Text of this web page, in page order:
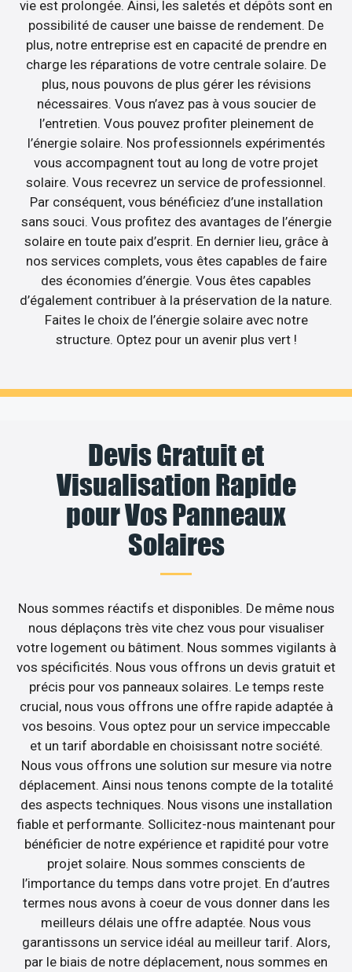
vie est prolongée. Ainsi, les saletés et dépôts sont en
possibilité de causer une baisse de rendement. De
plus, notre entreprise est en capacité de prendre en
charge les réparations de votre centrale solaire. De
plus, nous pouvons de plus gérer les révisions
nécessaires. Vous n’avez pas à vous soucier de
l’entretien. Vous pouvez profiter pleinement de
l’énergie solaire. Nos professionnels expérimentés
vous accompagnent tout au long de votre projet
solaire. Vous recevrez un service de professionnel.
Par conséquent, vous bénéficiez d’une installation
sans souci. Vous profitez des avantages de l’énergie
solaire en toute paix d’esprit. En dernier lieu, grâce à
nos services complets, vous êtes capables de faire
des économies d’énergie. Vous êtes capables
d’également contribuer à la préservation de la nature.
Faites le choix de l’énergie solaire avec notre
structure. Optez pour un avenir plus vert !
Devis Gratuit et
Visualisation Rapide
pour Vos Panneaux
Solaires
Nous sommes réactifs et disponibles. De même nous
nous déplaçons très vite chez vous pour visualiser
votre logement ou bâtiment. Nous sommes vigilants à
vos spécificités. Nous vous offrons un devis gratuit et
précis pour vos panneaux solaires. Le temps reste
crucial, nous vous offrons une offre rapide adaptée à
vos besoins. Vous optez pour un service impeccable
et un tarif abordable en choisissant notre société.
Nous vous offrons une solution sur mesure via notre
déplacement. Ainsi nous tenons compte de la totalité
des aspects techniques. Nous visons une installation
fiable et performante. Sollicitez-nous maintenant pour
bénéficier de notre expérience et rapidité pour votre
projet solaire. Nous sommes conscients de
l’importance du temps dans votre projet. En d’autres
termes nous avons à coeur de vous donner dans les
meilleurs délais une offre adaptée. Nous vous
garantissons un service idéal au meilleur tarif. Alors,
par le biais de notre déplacement, nous sommes en